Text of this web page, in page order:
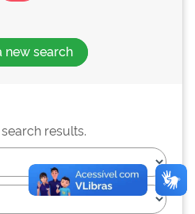
new search
results.